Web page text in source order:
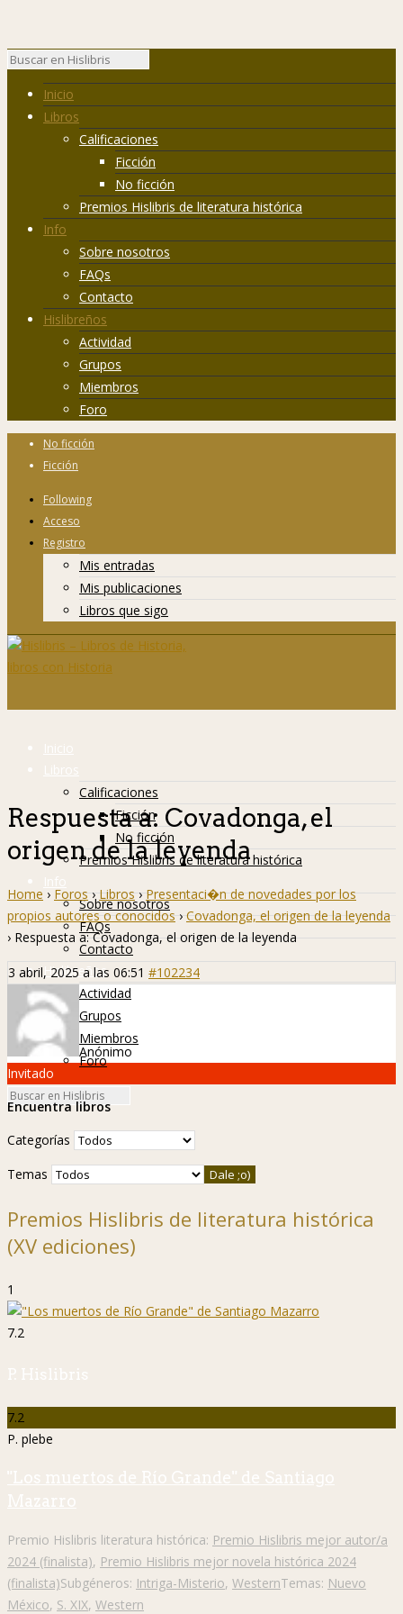
Inicio
Libros
Calificaciones
Ficción
No ficción
Premios Hislibris de literatura histórica
Info
Sobre nosotros
FAQs
Contacto
Hislibreños
Actividad
Grupos
Miembros
Foro
No ficción
Ficción
Following
Acceso
Registro
Mis entradas
Mis publicaciones
Libros que sigo
Inicio
Libros
Calificaciones
Ficción
No ficción
Premios Hislibris de literatura histórica
Info
Sobre nosotros
FAQs
Contacto
Hislibreños
Actividad
Grupos
Miembros
Foro
Respuesta a: Covadonga, el
origen de la leyenda
Home › Foros › Libros › Presentaci�n de novedades por los
propios autores o conocidos › Covadonga, el origen de la leyenda
› Respuesta a: Covadonga, el origen de la leyenda
3 abril, 2025 a las 06:51 #102234
Anónimo
Invitado
Encuentra libros
Categorías
Temas
Premios Hislibris de literatura histórica
(XV ediciones)
1
7.2
P. Hislibris
7.2
P. plebe
"Los muertos de Río Grande" de Santiago
Mazarro
Premio Hislibris literatura histórica: Premio Hislibris mejor autor/a
2024 (finalista), Premio Hislibris mejor novela histórica 2024
(finalista)Subgéneros: Intriga-Misterio, WesternTemas: Nuevo
México, S. XIX, Western